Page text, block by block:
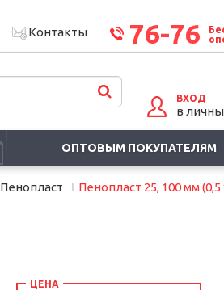
Контакты 76-76
ВХОД
в
ОПТОВЫМ ПОКУПАТЕЛЯМ
Пенопласт Пенопласт 25, 100 мм (0,5
ЦЕНА